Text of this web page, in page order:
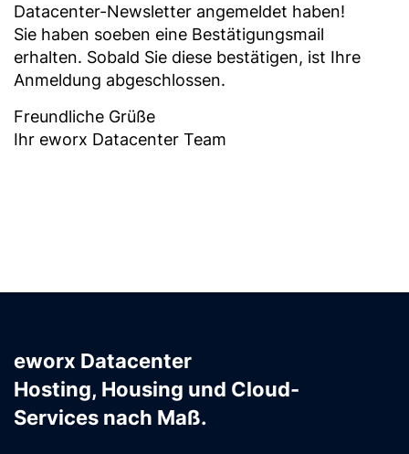
Datacenter-Newsletter angemeldet haben!
Sie haben soeben eine Bestätigungsmail
erhalten. Sobald Sie diese bestätigen, ist Ihre
Anmeldung abgeschlossen.
Freundliche Grüße
Ihr eworx Datacenter Team
eworx Datacenter
Hosting, Housing und Cloud-
Services nach Maß.